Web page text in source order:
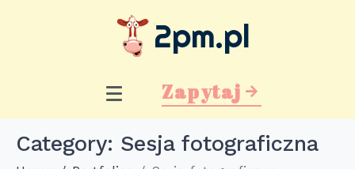
Zapytaj
Category: Sesja fotograficzna